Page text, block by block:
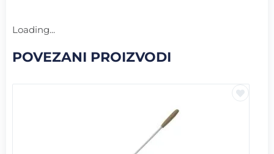
Loading...
POVEZANI PROIZVODI